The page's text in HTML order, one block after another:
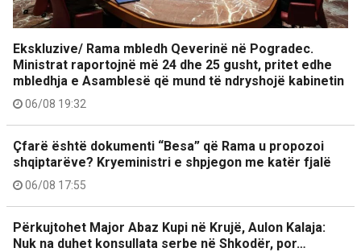
Ekskluzive/ Rama mbledh Qeverinë në Pogradec.
Ministrat raportojnë më 24 dhe 25 gusht, pritet edhe
mbledhja e Asamblesë që mund të ndryshojë kabinetin
06/08 19:32
Çfarë është dokumenti “Besa” që Rama u propozoi
shqiptarëve? Kryeministri e shpjegon me katër fjalë
06/08 17:55
Përkujtohet Major Abaz Kupi në Krujë, Aulon Kalaja:
Nuk na duhet konsullata serbe në Shkodër, por…